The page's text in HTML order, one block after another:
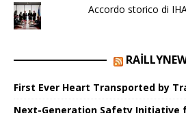
Accordo storico di
First Ever Heart Transported by
Next-Generation Safety Initiative